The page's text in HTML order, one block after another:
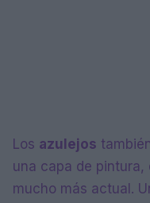
Los azulejos
una capa de
mucho más actual.